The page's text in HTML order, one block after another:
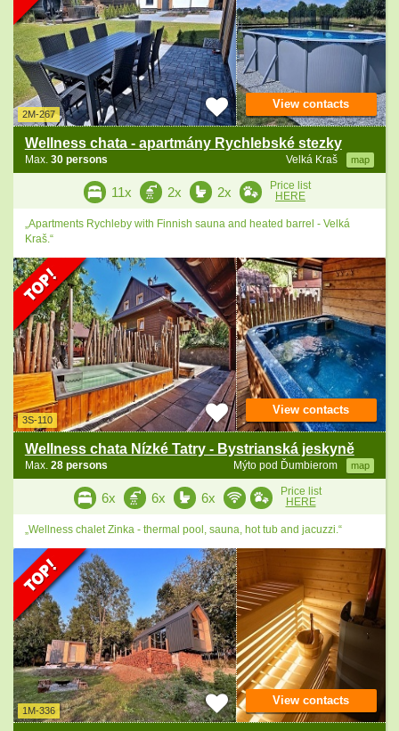
2M-267
Wellness chata - apartmány Rychlebské stezky
Velká Kraš map
Max. 30 persons
View contacts
11x 2x 2x
Price list
HERE
„Apartments Rychleby with Finnish sauna and heated barrel - Velká
Kraš.“
3S-110
Wellness chata Nízké Tatry - Bystrianská jeskyně
Mýto pod Ďumbierom map
Max. 28 persons
View contacts
6x 6x 6x
Price list
HERE
„Wellness chalet Zinka - thermal pool, sauna, hot tub and jacuzzi.“
1M-336
View contacts